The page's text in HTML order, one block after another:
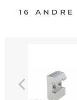
16